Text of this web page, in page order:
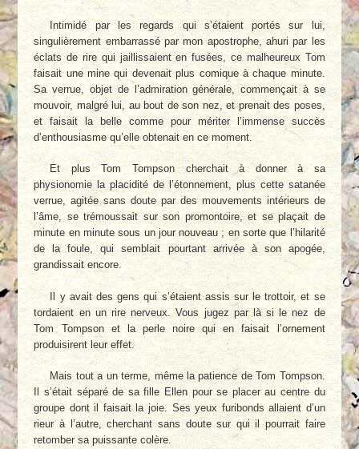
Intimidé par les regards qui s’étaient portés sur lui,
singulièrement embarrassé par mon apostrophe, ahuri par les
éclats de rire qui jaillissaient en fusées, ce malheureux Tom
faisait une mine qui devenait plus comique à chaque minute.
Sa verrue, objet de l’admiration générale, commençait à se
mouvoir, malgré lui, au bout de son nez, et prenait des poses,
et faisait la belle comme pour mériter l’immense succès
d’enthousiasme qu’elle obtenait en ce moment.
Et plus Tom Tompson cherchait à donner à sa
physionomie la placidité de l’étonnement, plus cette satanée
verrue, agitée sans doute par des mouvements intérieurs de
l’âme, se trémoussait sur son promontoire, et se plaçait de
minute en minute sous un jour nouveau ; en sorte que l’hilarité
de la foule, qui semblait pourtant arrivée à son apogée,
grandissait encore.
Il y avait des gens qui s’étaient assis sur le trottoir, et se
tordaient en un rire nerveux. Vous jugez par là si le nez de
Tom Tompson et la perle noire qui en faisait l’ornement
produisirent leur effet.
Mais tout a un terme, même la patience de Tom Tompson.
Il s’était séparé de sa fille Ellen pour se placer au centre du
groupe dont il faisait la joie. Ses yeux furibonds allaient d’un
rieur à l’autre, cherchant sans doute sur qui il pourrait faire
retomber sa puissante colère.